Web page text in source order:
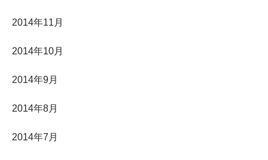
2014年11月
2014年10月
2014年9月
2014年8月
2014年7月